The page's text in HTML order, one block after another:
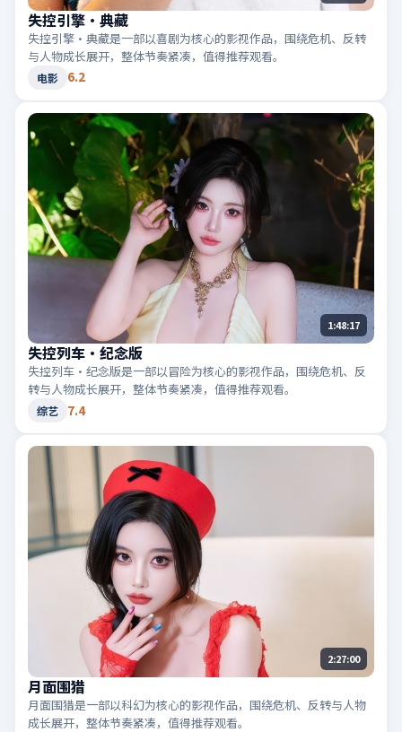
失控引擎·典藏
失控引擎·典藏是一部以喜剧为核心的影视作品，围绕危机、反转
与人物成长展开，整体节奏紧凑，值得推荐观看。
电影 6.2
1:48:17
失控列车·纪念版
失控列车·纪念版是一部以冒险为核心的影视作品，围绕危机、反
转与人物成长展开，整体节奏紧凑，值得推荐观看。
综艺 7.4
2:27:00
月面围猎
月面围猎是一部以科幻为核心的影视作品，围绕危机、反转与人物
成长展开，整体节奏紧凑，值得推荐观看。